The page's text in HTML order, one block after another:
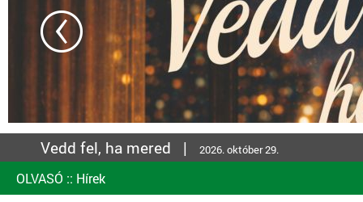
Vedd fel, ha mered | 2026. október 29.
OLVASÓ :: Hírek